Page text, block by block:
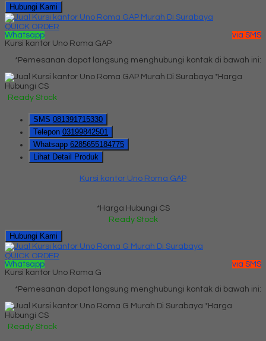
Hubungi Kami
QUICK ORDER
Whatsapp
via SMS
Kursi kantor Uno Roma GAP
*Pemesanan dapat langsung menghubungi kontak di bawah ini:
*Harga
Hubungi CS
Ready Stock
SMS 081391715330
Telepon 03199842501
Whatsapp 6285655184775
Lihat Detail Produk
Kursi kantor Uno Roma GAP
*Harga Hubungi CS
Ready Stock
Hubungi Kami
QUICK ORDER
Whatsapp
via SMS
Kursi kantor Uno Roma G
*Pemesanan dapat langsung menghubungi kontak di bawah ini:
*Harga
Hubungi CS
Ready Stock